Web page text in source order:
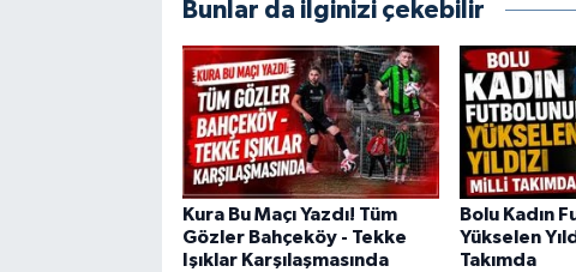
Bunlar da ilginizi çekebilir
Kura Bu Maçı Yazdı! Tüm
Gözler Bahçeköy - Tekke
Işıklar Karşılaşmasında
Bolu Kadın
Yükselen
Takımda